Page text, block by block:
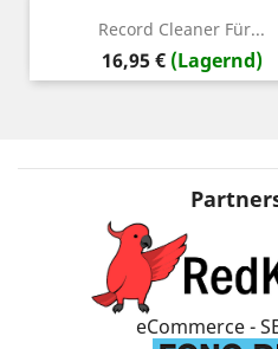
Record Cleaner Für...
Preis
16,95 € (Lagernd)
eCommerce -